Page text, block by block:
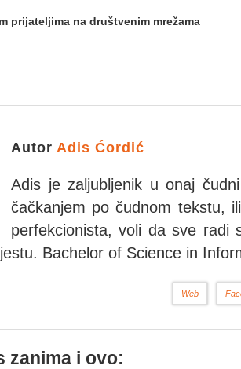
prijateljima na društvenim mrežama
Autor Adis Ćordić
Adis je zaljubljenik u onaj
čačkanjem po čudnom tekstu,
perfekcionista, voli da sve radi
Bachelor of Science in
Web
zanima i ovo: